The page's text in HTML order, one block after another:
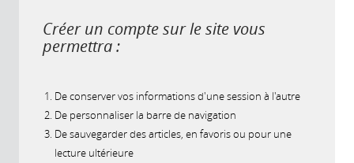
Créer un compte sur le site vous
permettra :
De conserver vos informations d'une session à l'autre
De personnaliser la barre de navigation
De sauvegarder des articles, en favoris ou pour une
lecture ultérieure